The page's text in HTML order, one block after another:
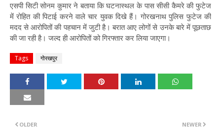
एसपी सिटी सोनम कुमार ने बताया कि घटनास्थल के पास सीसी कैमरे की फुटेज
में रोहित की पिटाई करने वाले चार युवक दिखे हैं। गोरखनाथ पुलिस फुटेज की
मदद से आरोपितों की पहचान में जुटी है। बरात आए लोगों से उनके बारे में पूछताछ
की जा रही है। जल्द ही आरोपितों को गिरफ्तार कर लिया जाएगा।
Tags गोरखपुर
NEWER
OLDER